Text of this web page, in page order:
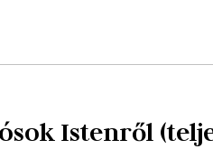
Istenről